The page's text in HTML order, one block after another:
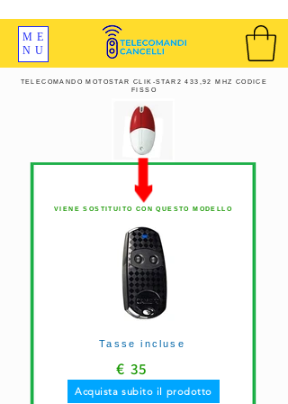
ME
NU
TELECOMANDO MOTOSTAR CLIK-STAR2 433,92 MHZ CODICE
FISSO
VIENE SOSTITUITO CON QUESTO MODELLO
€ 35
Acquista subito il prodotto
Tasse incluse